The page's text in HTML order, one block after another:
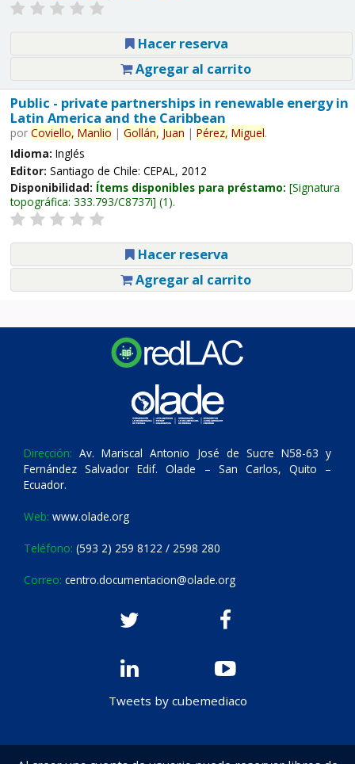
Hacer reserva
Agregar al carrito
Public - private partnerships in renewable energy in
Latin America and the Caribbean
por Coviello, Manlio | Gollán, Juan | Pérez, Miguel.
Idioma: Inglés
Editor: Santiago de Chile: CEPAL, 2012
Disponibilidad: Ítems disponibles para préstamo: Signatura
topográfica: 333.793/C8737i (1).
Hacer reserva
Agregar al carrito
Dirección: Av. Mariscal Antonio José de Sucre N58-63 y
Fernández Salvador Edif. Olade – San Carlos, Quito –
Ecuador.
Web: www.olade.org
Teléfono: (593 2) 259 8122 / 2598 280
Correo: centro.documentacion@olade.org
Tweets by cubemediaco